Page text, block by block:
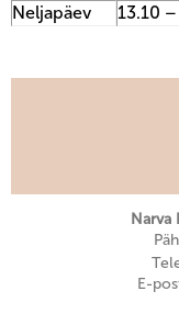
Neljapäev
13.10
Narva
E-